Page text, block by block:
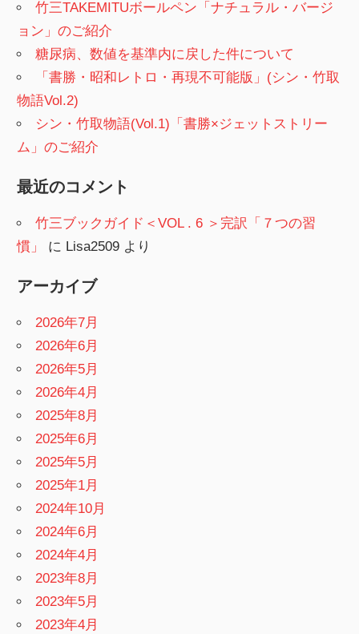
竹三TAKEMITUボールペン「ナチュラル・バージ
ョン」のご紹介
糖尿病、数値を基準内に戻した件について
「書勝・昭和レトロ・再現不可能版」(シン・竹取
物語Vol.2)
シン・竹取物語(Vol.1)「書勝×ジェットストリー
ム」のご紹介
最近のコメント
竹三ブックガイド＜VOL . 6 ＞完訳「７つの習
慣」
に Lisa2509 より
アーカイブ
2026年7月
2026年6月
2026年5月
2026年4月
2025年8月
2025年6月
2025年5月
2025年1月
2024年10月
2024年6月
2024年4月
2023年8月
2023年5月
2023年4月